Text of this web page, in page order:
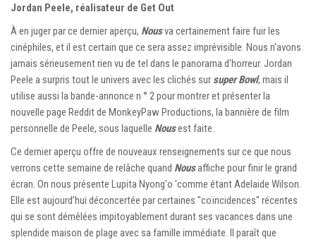
Jordan Peele, réalisateur de Get Out
À en juger par ce dernier aperçu, Nousva certainement faire fuir les
cinéphiles, et il est certain que ce sera assez imprévisible. Nous n'avons
jamais sérieusement rien vu de tel dans le panorama d'horreur. Jordan
Peele a surpris tout le univers avec les clichés sur super Bowl, mais il
utilise aussi la bande-annonce n ° 2 pour montrer et présenter la
nouvelle page Reddit de MonkeyPaw Productions, la bannière de film
personnelle de Peele, sous laquelle Nousest faite.
Ce dernier aperçu offre de nouveaux renseignements sur ce que nous
verrons cette semaine de relâche quand Nousaffiche pour finir le grand
écran. On nous présente Lupita Nyong'o 'comme étant Adelaide Wilson.
Elle est aujourd’hui déconcertée par certaines "coïncidences" récentes
qui se sont démêlées impitoyablement durant ses vacances dans une
splendide maison de plage avec sa famille immédiate. Il paraît que